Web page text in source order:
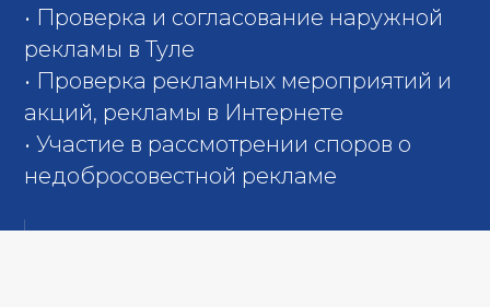
• Проверка и согласование наружной
рекламы в Туле
• Проверка рекламных мероприятий и
акций, рекламы в Интернете
• Участие в рассмотрении споров о
недобросовестной рекламе